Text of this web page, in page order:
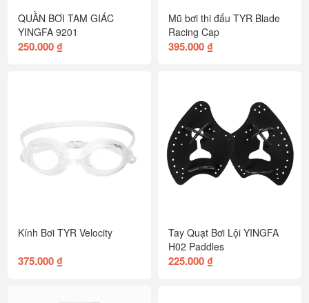
QUẦN BƠI TAM GIÁC
YINGFA 9201
250.000 ₫
Mũ bơi thi đấu TYR Blade
Racing Cap
395.000 ₫
Kính Bơi TYR Velocity
375.000 ₫
Tay Quạt Bơi Lội YINGFA
H02 Paddles
225.000 ₫